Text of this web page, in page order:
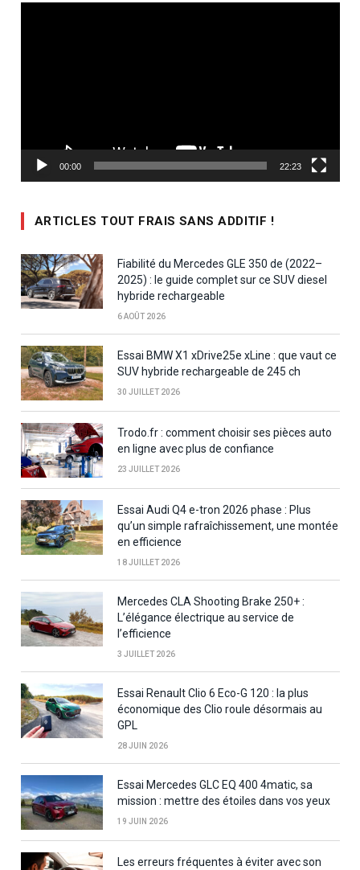
00:00 22:23
ARTICLES TOUT FRAIS SANS ADDITIF !
Fiabilité du Mercedes GLE 350 de (2022–
2025) : le guide complet sur ce SUV diesel
hybride rechargeable
6 AOÛT 2026
Essai BMW X1 xDrive25e xLine : que vaut ce
SUV hybride rechargeable de 245 ch
30 JUILLET 2026
Trodo.fr : comment choisir ses pièces auto
en ligne avec plus de confiance
23 JUILLET 2026
Essai Audi Q4 e-tron 2026 phase : Plus
qu’un simple rafraîchissement, une montée
en efficience
18 JUILLET 2026
Mercedes CLA Shooting Brake 250+ :
L’élégance électrique au service de
l’efficience
3 JUILLET 2026
Essai Renault Clio 6 Eco-G 120 : la plus
économique des Clio roule désormais au
GPL
28 JUIN 2026
Essai Mercedes GLC EQ 400 4matic, sa
mission : mettre des étoiles dans vos yeux
19 JUIN 2026
Les erreurs fréquentes à éviter avec son